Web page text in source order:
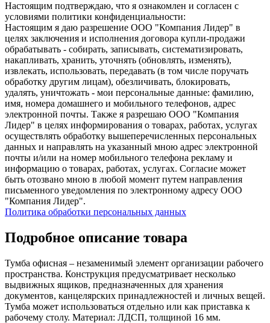
Настоящим подтверждаю, что я ознакомлен и согласен с
условиями политики конфиденциальности:
Настоящим я даю разрешение ООО "Компания Лидер" в
целях заключения и исполнения договора купли-продажи
обрабатывать - собирать, записывать, систематизировать,
накапливать, хранить, уточнять (обновлять, изменять),
извлекать, использовать, передавать (в том числе поручать
обработку другим лицам), обезличивать, блокировать,
удалять, уничтожать - мои персональные данные: фамилию,
имя, номера домашнего и мобильного телефонов, адрес
электронной почты. Также я разрешаю ООО "Компания
Лидер" в целях информирования о товарах, работах, услугах
осуществлять обработку вышеперечисленных персональных
данных и направлять на указанный мною адрес электронной
почты и/или на номер мобильного телефона рекламу и
информацию о товарах, работах, услугах. Согласие может
быть отозвано мною в любой момент путем направления
письменного уведомления по электронному адресу ООО
"Компания Лидер".
Политика обработки персональных данных
Подробное описание товара
Тумба офисная – незаменимый элемент организации рабочего
пространства. Конструкция предусматривает несколько
выдвижных ящиков, предназначенных для хранения
документов, канцелярских принадлежностей и личных вещей.
Тумба может использоваться отдельно или как приставка к
рабочему столу. Материал: ЛДСП, толщиной 16 мм.